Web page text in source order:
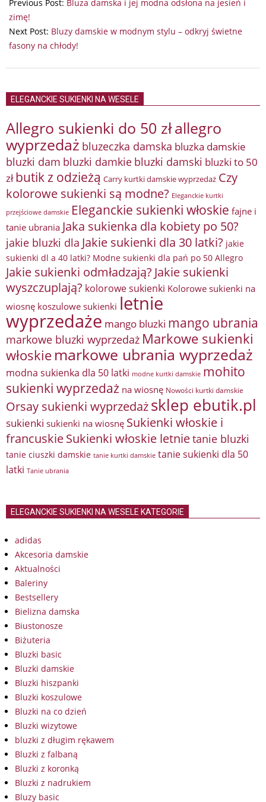
18
Previous Post: Bluza damska i jej modna odsłona na jesień i
zimę!
Next Post: Bluzy damskie w modnym stylu – odkryj świetne
fasony na chłody!
ELEGANCKIE SUKIENKI NA WESELE
Allegro sukienki do 50 złallegro
wyprzedaż bluzeczka damska bluzka damskie
bluzki dam bluzki damkie bluzki damski bluzki to 50
zł butik z odzieżą Carry kurtki damskie wyprzedaż Czy
kolorowe sukienki są modne? Eleganckie kurtki
przejściowe damskie Eleganckie sukienki włoskie fajne i
tanie ubrania Jaka sukienka dla kobiety po 50?
jakie bluzki dla Jakie sukienki dla 30 latki? jakie
sukienki dl a 40 latki? Modne sukienki dla pań po 50 Allegro
Jakie sukienki odmładzają? Jakie sukienki
wyszczuplają? kolorowe sukienki Kolorowe sukienki na
wiosnę koszulowe sukienki letnie
wyprzedaże mango bluzki mango ubrania
markowe bluzki wyprzedaż Markowe sukienki
włoskie markowe ubrania wyprzedaż
modna sukienka dla 50 latki modne kurtki damskie mohito
sukienki wyprzedaż na wiosnę Nowości kurtki damskie
Orsay sukienki wyprzedażsklep ebutik.pl
sukienki sukienki na wiosnę Sukienki włoskie i
francuskieSukienki włoskie letnietanie bluzki
tanie ciuszki damskie tanie kurtki damskie tanie sukienki dla 50
latki Tanie ubrania
ELEGANCKIE SUKIENKI NA WESELE KATEGORIE
adidas
Akcesoria damskie
Aktualności
Baleriny
Bestsellery
Bielizna damska
Biustonosze
Biżuteria
Bluzki basic
Bluzki damskie
Bluzki hiszpanki
Bluzki koszulowe
Bluzki na co dzień
Bluzki wizytowe
bluzki z długim rękawem
Bluzki z falbaną
Bluzki z koronką
Bluzki z nadrukiem
Bluzy basic